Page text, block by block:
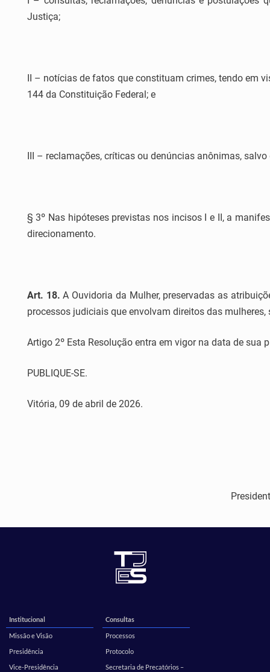
Justiça;
II – notícias de fatos que constituam crimes, tendo em
144 da Constituição Federal; e
III – reclamações, críticas ou denúncias anônimas,
§ 3º Nas hipóteses previstas nos incisos I e II, a
direcionamento.
Art. 18.A Ouvidoria da Mulher, preservadas as
processos judiciais que envolvam direitos das
Artigo 2º Esta Resolução entra em vigor na data de sua
PUBLIQUE-SE.
Vitória, 09 de abril de 2026.
Institucional
Missão e Visão
Presidência
Vice-Presidência
Consultas
Processos
Protocolo
Secretaria de Precatórios –